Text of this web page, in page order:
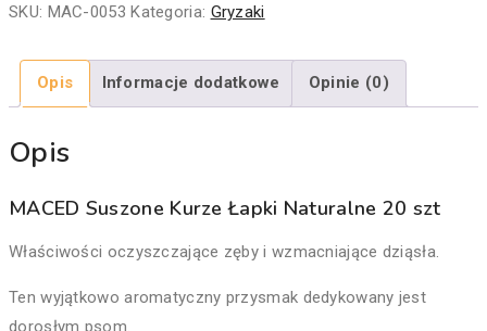
SKU: MAC-0053 Kategoria: Gryzaki
Opis Informacje dodatkowe Opinie (0)
Opis
MACED Suszone Kurze Łapki Naturalne 20 szt
Właściwości oczyszczające zęby i wzmacniające dziąsła.
Ten wyjątkowo aromatyczny przysmak dedykowany jest
dorosłym psom.